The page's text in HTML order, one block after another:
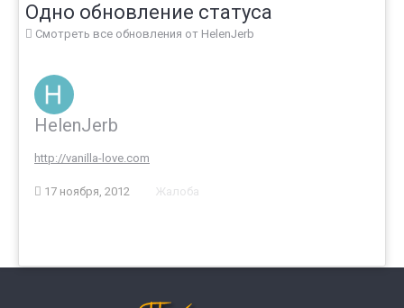
Одно обновление статуса
Смотреть все обновления от HelenJerb
HelenJerb
http://vanilla-love.com
17 ноября, 2012 Жалоба